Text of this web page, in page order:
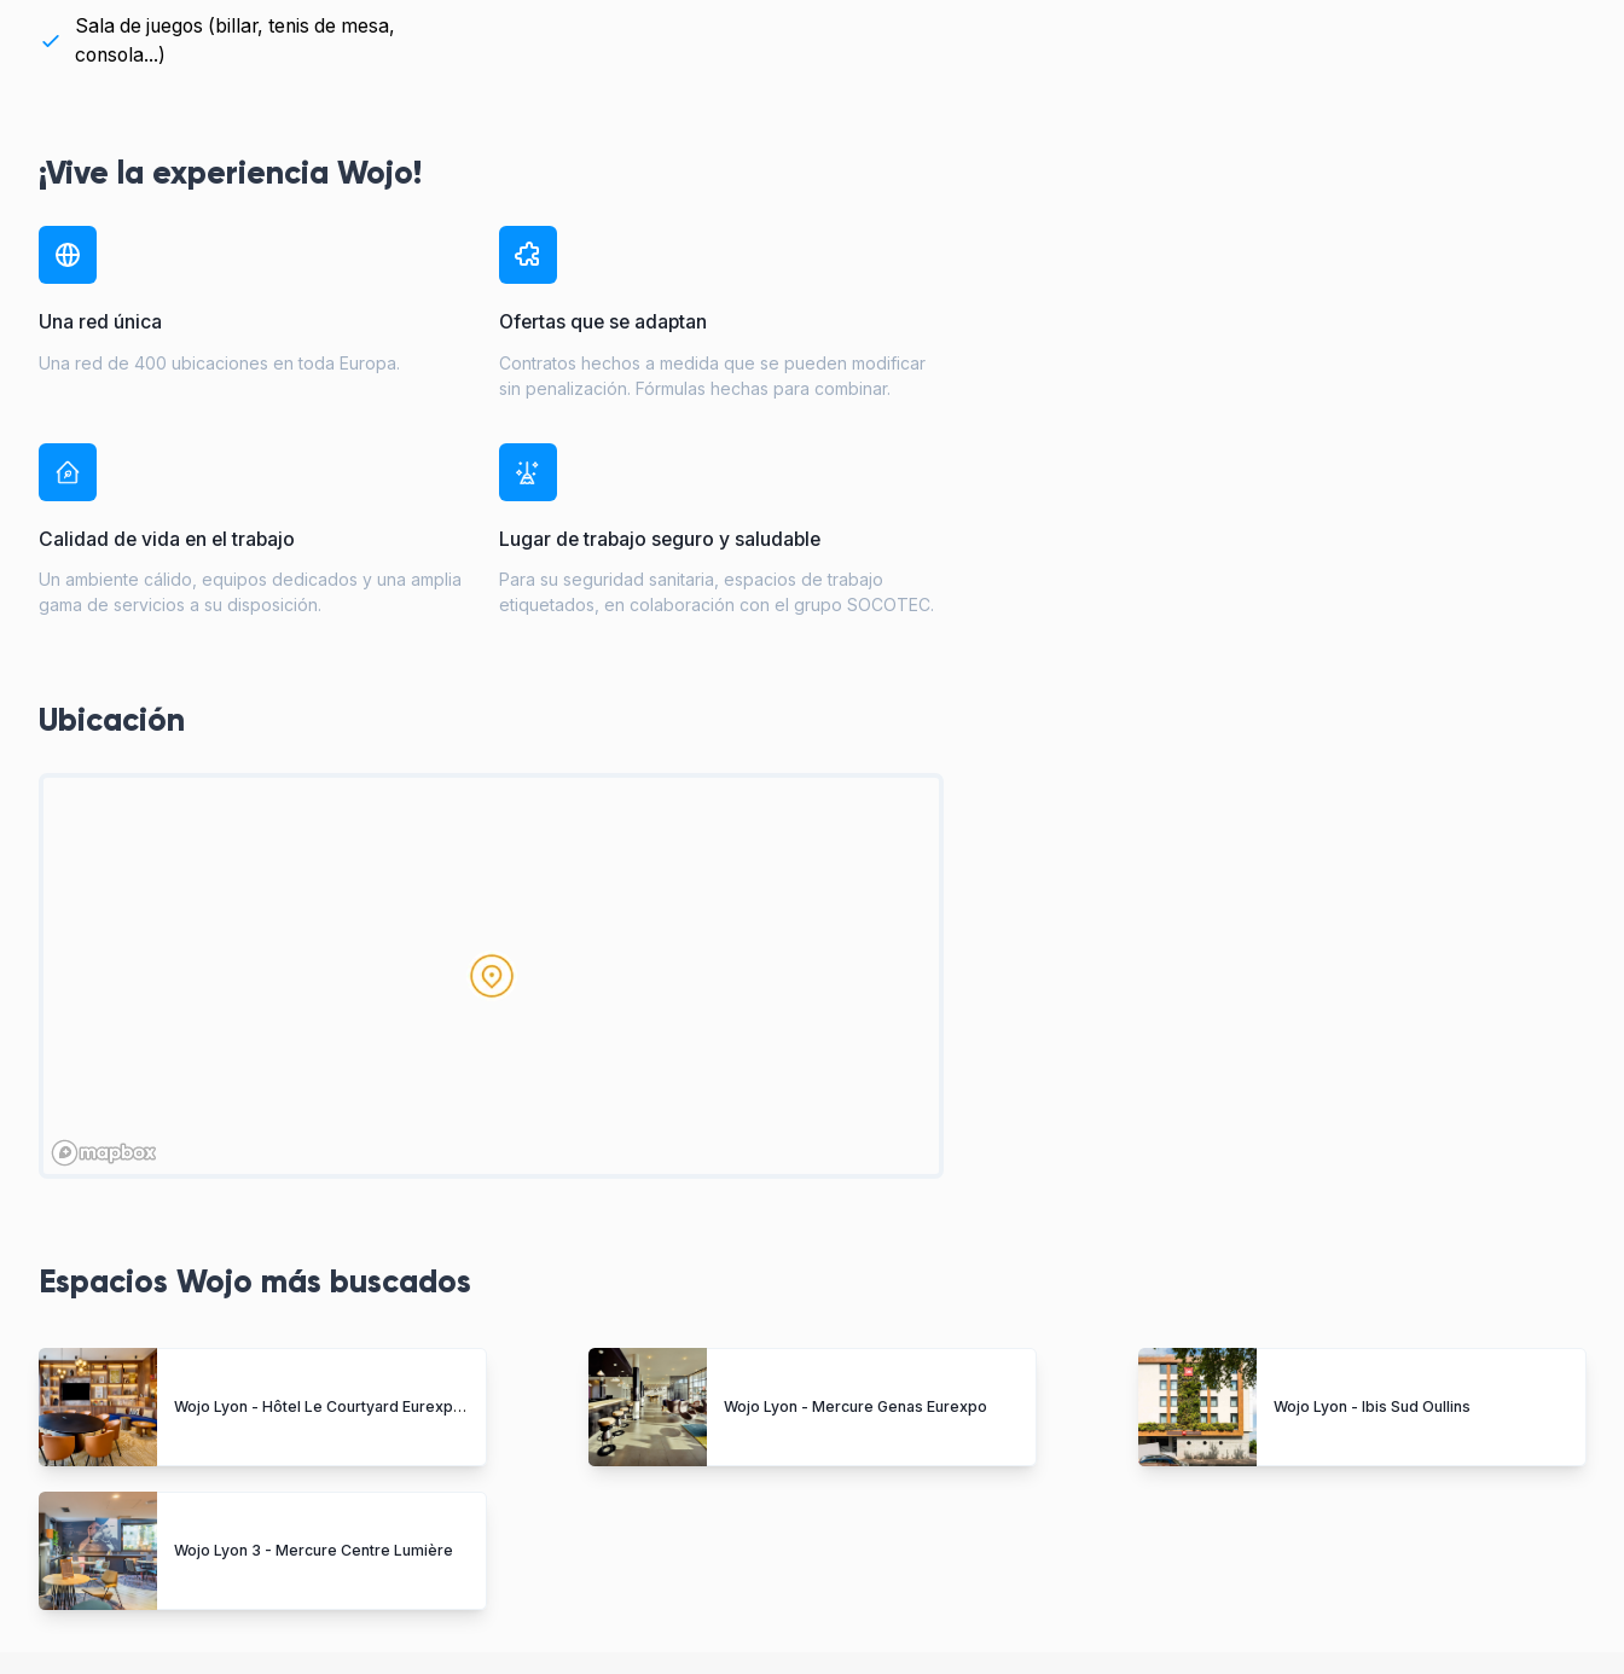
Sala de juegos (billar, tenis de mesa,
consola...)
¡Vive la experiencia Wojo!
Una red única
Una red de 400 ubicaciones en toda Europa.
Ofertas que se adaptan
Contratos hechos a medida que se pueden modificar
sin penalización. Fórmulas hechas para combinar.
Calidad de vida en el trabajo
Un ambiente cálido, equipos dedicados y una amplia
gama de servicios a su disposición.
Lugar de trabajo seguro y saludable
Para su seguridad sanitaria, espacios de trabajo
etiquetados, en colaboración con el grupo SOCOTEC.
Ubicación
Espacios Wojo más buscados
Wojo Lyon - Hôtel Le Courtyard Eurexpo Stadium Wojo Lyon - Mercure Genas Eurexpo Wojo Lyon - Ibis Sud Oullins
Wojo Lyon 3 - Mercure Centre Lumière